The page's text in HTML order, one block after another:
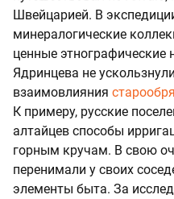
Швейцарией. В
минералогические
ценные
Ядринцева не
взаимовлияния
К примеру, русские
алтайцев способы
горным кручам. В свою
перенимали у своих
элементы быта. За